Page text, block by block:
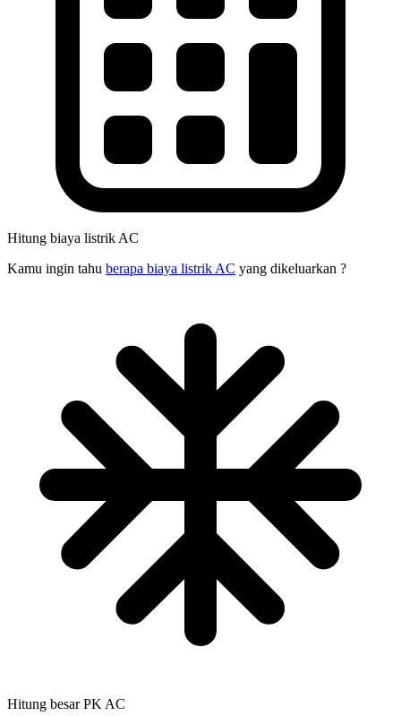
Hitung biaya listrik AC
Kamu ingin tahu berapa biaya listrik AC yang dikeluarkan ?
Hitung besar PK AC